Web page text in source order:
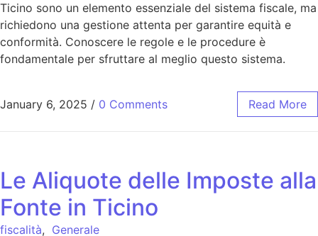
Ticino sono un elemento essenziale del sistema fiscale, ma
richiedono una gestione attenta per garantire equità e
conformità. Conoscere le regole e le procedure è
fondamentale per sfruttare al meglio questo sistema.
January 6, 2025 / 0 Comments Read More
Le Aliquote delle Imposte alla
Fonte in Ticino
fiscalità, Generale